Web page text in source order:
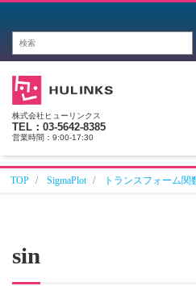
株式会社ヒューリンクス
TEL：03-5642-8385
営業時間：9:00-17:30
TOP SigmaPlot トランスフォーム関
sin